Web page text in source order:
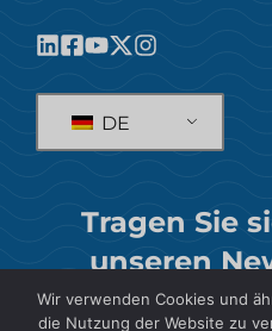
DE
Tragen Sie
unseren
Wir verwenden Cookies und
die Nutzung der Website zu